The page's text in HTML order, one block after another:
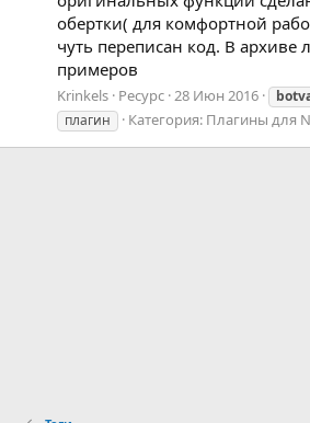
обертки( для комфортной
чуть переписан код. В архиве
примеров
Krinkels Ресурс 28 Июн 2016
плагин
Категория: Плагины для